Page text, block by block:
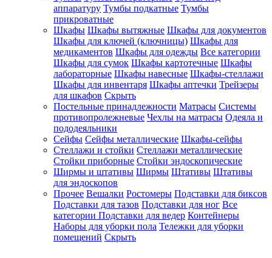
аппаратуру Тумбы подкатные Тумбы
прикроватные
Шкафы Шкафы вытяжные Шкафы для документов
Шкафы для ключей (ключницы) Шкафы для
медикаментов Шкафы для одежды Все категории
Шкафы для сумок Шкафы картотечные Шкафы
лабораторные Шкафы навесные Шкафы-стеллажи
Шкафы для инвентаря Шкафы аптечки Трейзеры
для шкафов Скрыть
Постельные принадлежности Матрасы Системы
противопролежневые Чехлы на матрасы Одеяла и
пододеяльники
Сейфы Сейфы металлические Шкафы-сейфы
Стеллажи и стойки Стеллажи металлические
Стойки приборные Стойки эндоскопические
Ширмы и штативы Ширмы Штативы Штативы
для эндоскопов
Прочее Вешалки Ростомеры Подставки для биксов
Подставки для тазов Подставки для ног Все
категории Подставки для ведер Контейнеры
Наборы для уборки пола Тележки для уборки
помещений Скрыть